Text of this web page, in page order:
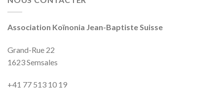
Association Koïnonia Jean-Baptiste Suisse
Grand-Rue 22
1623 Semsales
+41 77 513‬‬‬ 10‬‬‬ 19‬‬‬